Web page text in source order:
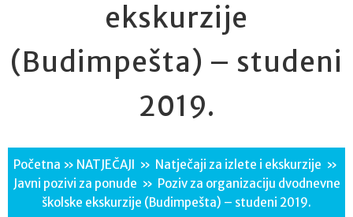
ekskurzije
(Budimpešta) – studeni
2019.
Početna » NATJEČAJI » Natječaji za izlete i ekskurzije »
Javni pozivi za ponude » Poziv za organizaciju dvodnevne
školske ekskurzije (Budimpešta) – studeni 2019.